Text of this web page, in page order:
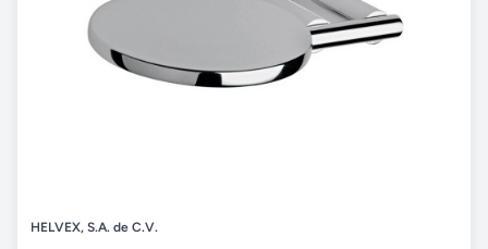
HELVEX, S.A. de C.V.